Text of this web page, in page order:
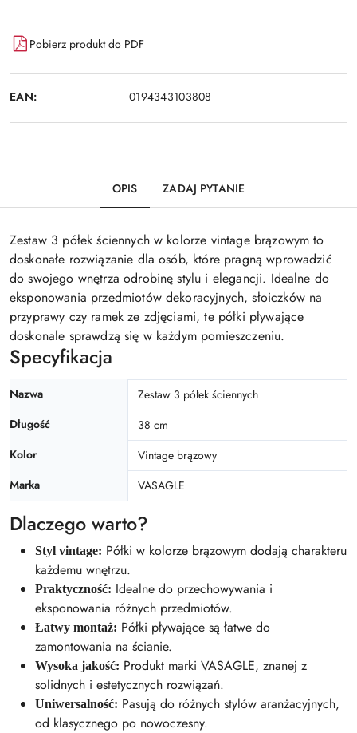
Pobierz produkt do PDF
EAN: 0194343103808
OPIS ZADAJ PYTANIE
Zestaw 3 półek ściennych w kolorze vintage brązowym to
doskonałe rozwiązanie dla osób, które pragną wprowadzić
do swojego wnętrza odrobinę stylu i elegancji. Idealne do
eksponowania przedmiotów dekoracyjnych, słoiczków na
przyprawy czy ramek ze zdjęciami, te półki pływające
doskonale sprawdzą się w każdym pomieszczeniu.
Specyfikacja
Nazwa
Zestaw 3 półek ściennych
Długość
38 cm
Kolor
Vintage brązowy
Marka
VASAGLE
Dlaczego warto?
Styl vintage: Półki w kolorze brązowym dodają charakteru
każdemu wnętrzu.
Praktyczność: Idealne do przechowywania i
eksponowania różnych przedmiotów.
Łatwy montaż: Półki pływające są łatwe do
zamontowania na ścianie.
Wysoka jakość: Produkt marki VASAGLE, znanej z
solidnych i estetycznych rozwiązań.
Uniwersalność: Pasują do różnych stylów aranżacyjnych,
od klasycznego po nowoczesny.